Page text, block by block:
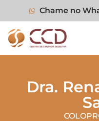
Chame no
Dra.